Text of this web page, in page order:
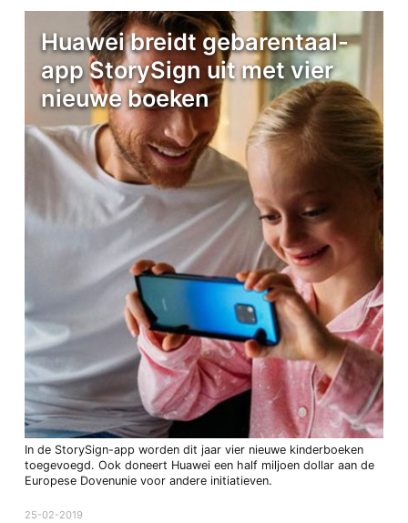
Huawei breidt gebarentaal-
app StorySign uit met vier
nieuwe boeken
In de StorySign-app worden dit jaar vier nieuwe kinderboeken
toegevoegd. Ook doneert Huawei een half miljoen dollar aan de
Europese Dovenunie voor andere initiatieven.
25-02-2019